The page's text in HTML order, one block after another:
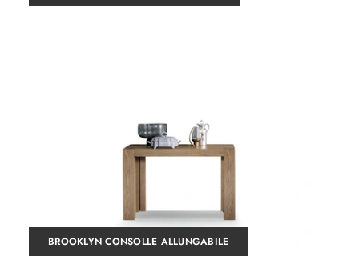
BROOKLYN CONSOLLE ALLUNGABILE